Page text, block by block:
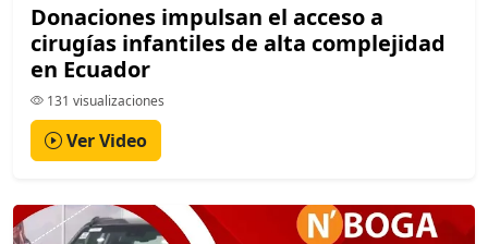
Donaciones impulsan el acceso a
cirugías infantiles de alta complejidad
en Ecuador
131 visualizaciones
Ver Video